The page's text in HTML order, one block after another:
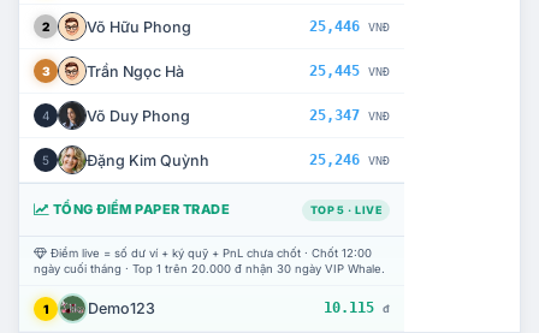
2 Võ Hữu Phong 25,446 VNĐ
3 Trần Ngọc Hà 25,445 VNĐ
4 Võ Duy Phong 25,347 VNĐ
5 Đặng Kim Quỳnh 25,246 VNĐ
TỔNG ĐIỂM PAPER TRADE TOP 5 · LIVE
Điểm live = số dư ví + ký quỹ + PnL chưa chốt · Chốt 12:00
ngày cuối tháng · Top 1 trên 20.000 đ nhận 30 ngày VIP Whale.
1 Demo123 10.115 đ